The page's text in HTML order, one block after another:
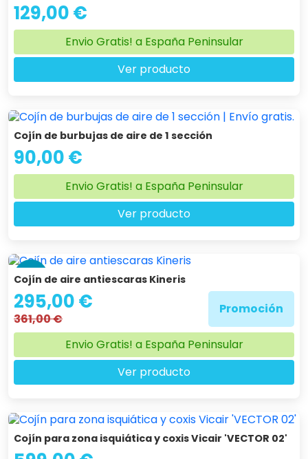
129,00 €
Envio Gratis! a España Peninsular
Ver producto
Cojín de burbujas de aire de 1 sección
90,00 €
Envio Gratis! a España Peninsular
Ver producto
-18 %
Cojín de aire antiescaras Kineris
295,00 €
361,00 €
Promoción
Envio Gratis! a España Peninsular
Ver producto
Cojín para zona isquiática y coxis Vicair 'VECTOR 02'